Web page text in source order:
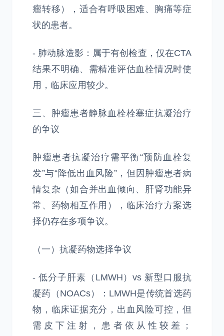
瘤转移），适合有呼吸困难、胸痛等症
状的患者。
- 肺动脉造影：属于有创检查，仅在CTA
结果不明确、需精准评估血栓情况时使
用，临床应用较少。
三、肿瘤患者静脉血栓栓塞症抗凝治疗
的争议
肿瘤患者抗凝治疗需平衡“预防血栓复
发”与“降低出血风险”，但因肿瘤患者病
情复杂（如合并出血倾向、肝肾功能异
常、药物相互作用），临床治疗方案选
择仍存在多项争议。
（一）抗凝药物选择争议
- 低分子肝素（LMWH）vs 新型口服抗
凝药（NOACs）：LMWH是传统首选药
物，临床证据充分，出血风险可控，但
需皮下注射，患者依从性较差；